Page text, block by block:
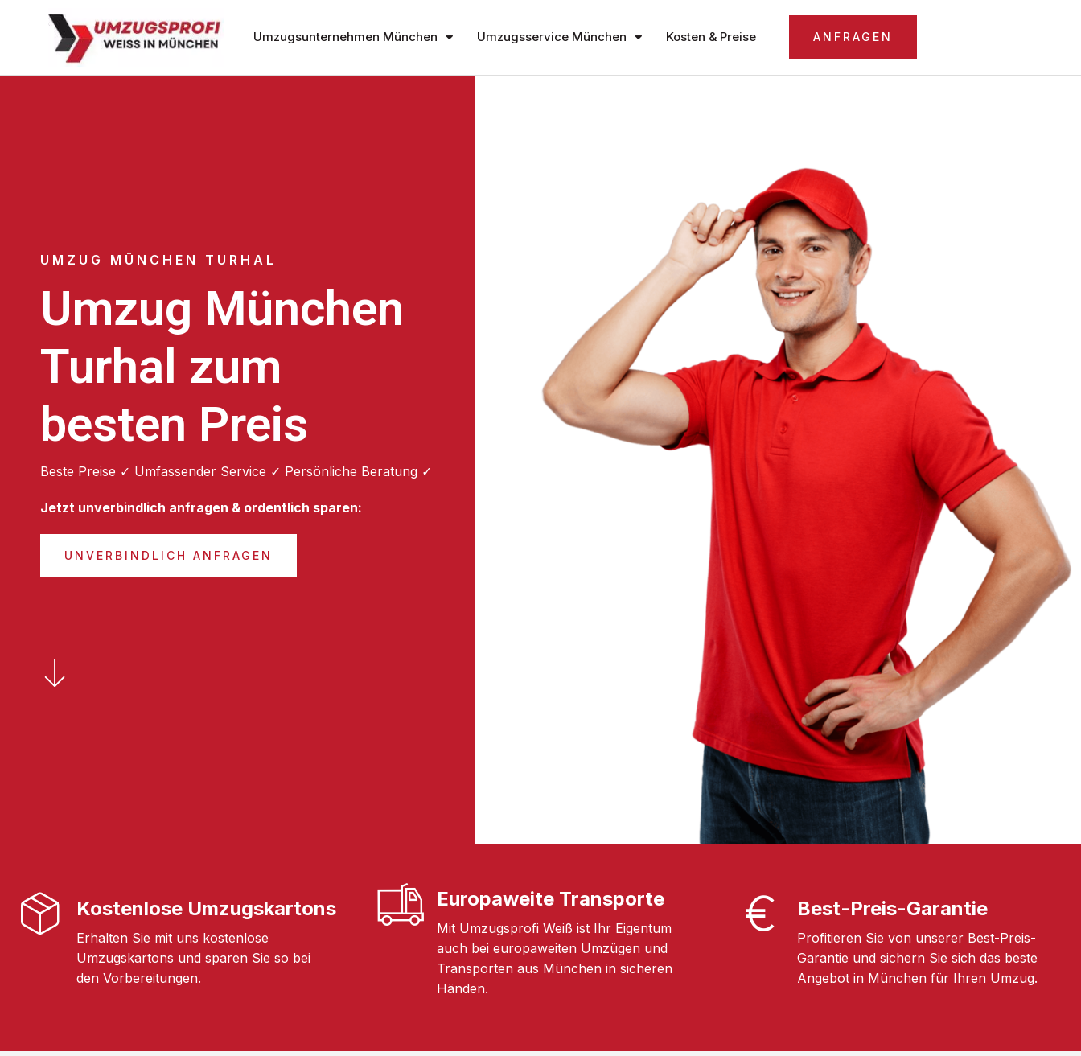
Umzugsunternehmen München Umzugsservice München Kosten & Preise ANFRAGEN
UMZUG MÜNCHEN TURHAL
Umzug München
Turhal zum
besten Preis
Beste Preise ✓ Umfassender Service ✓ Persönliche Beratung ✓
Jetzt unverbindlich anfragen & ordentlich sparen:
UNVERBINDLICH ANFRAGEN
Kostenlose Umzugskartons
Erhalten Sie mit uns kostenlose
Umzugskartons und sparen Sie so bei
den Vorbereitungen.
Europaweite Transporte
Mit Umzugsprofi Weiß ist Ihr Eigentum
auch bei europaweiten Umzügen und
Transporten aus München in sicheren
Händen.
Best-Preis-Garantie
Profitieren Sie von unserer Best-Preis-
Garantie und sichern Sie sich das beste
Angebot in München für Ihren Umzug.